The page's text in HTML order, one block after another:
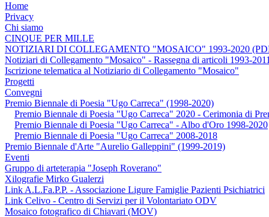
Home
Privacy
Chi siamo
CINQUE PER MILLE
NOTIZIARI DI COLLEGAMENTO "MOSAICO" 1993-2020
Notiziari di Collegamento "Mosaico" - Rassegna di articoli 1993-
Iscrizione telematica al Notiziario di Collegamento "Mosaico"
Progetti
Convegni
Premio Biennale di Poesia "Ugo Carreca" (1998-2020)
Premio Biennale di Poesia "Ugo Carreca" 2020 - Cerimonia di
Premio Biennale di Poesia "Ugo Carreca" - Albo d'Oro 1998-2020
Premio Biennale di Poesia "Ugo Carreca" 2008-2018
Premio Biennale d'Arte "Aurelio Galleppini" (1999-2019)
Eventi
Gruppo di arteterapia "Joseph Roverano"
Xilografie Mirko Gualerzi
Link A.L.Fa.P.P. - Associazione Ligure Famiglie Pazienti Psichiatrici
Link Celivo - Centro di Servizi per il Volontariato ODV
Mosaico fotografico di Chiavari (MOV)